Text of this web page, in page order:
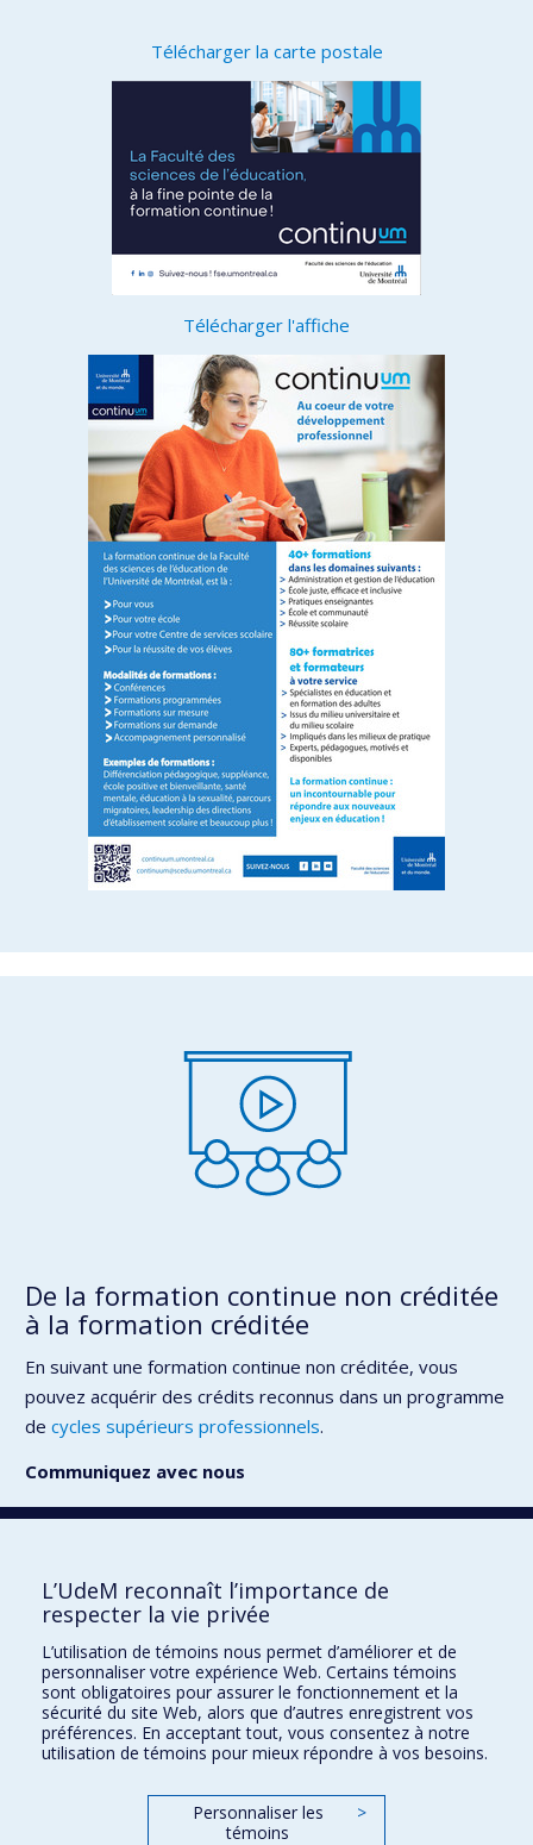
Télécharger la carte postale
Télécharger l'affiche
De la formation continue non créditée
à la formation créditée
En suivant une formation continue non créditée, vous
pouvez acquérir des crédits reconnus dans un programme
de cycles supérieurs professionnels.
Communiquez avec nous
Courriel
Faculté des sciences de l'éducation
Pavillon Marie-Victorin
90, avenue Vincent-d'Indy
Montréal (Québec) H2V 2S9
L’UdeM reconnaît l’importance de
respecter la vie privée
L’utilisation de témoins nous permet d’améliorer et de
personnaliser votre expérience Web. Certains témoins
sont obligatoires pour assurer le fonctionnement et la
sécurité du site Web, alors que d’autres enregistrent vos
préférences. En acceptant tout, vous consentez à notre
utilisation de témoins pour mieux répondre à vos besoins.
Personnaliser les
témoins
>